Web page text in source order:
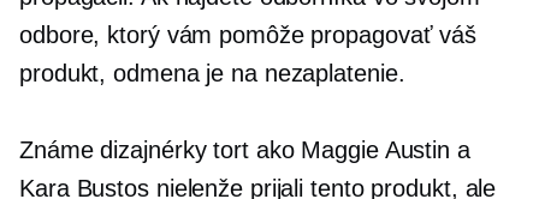
odbore, ktorý vám pomôže propagovať váš
produkt, odmena je na nezaplatenie.
Známe dizajnérky tort ako Maggie Austin a
Kara Bustos nielenže prijali tento produkt, ale